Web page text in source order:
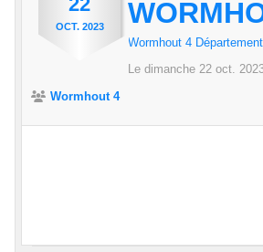
OCT. 2023
Wormhout 4
Le dimanche 22 oct.
Wormhout 4